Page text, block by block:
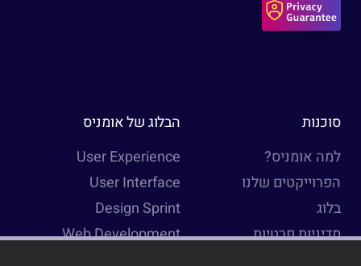
סוכנות
למה אומניס?
הפרוייקטים שלנו
בלוג
מדיניות פרטיות
הבלוג של אומניס
User Experience
User Interface
Design Sprint
Web Development